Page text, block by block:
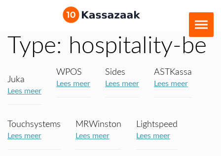
Type: hospitality-be
Juka
Lees meer
WPOS
Lees meer
Sides
Lees meer
ASTKassa
Lees meer
Touchsystems
Lees meer
MRWinston
Lees meer
Lightspeed
Lees meer